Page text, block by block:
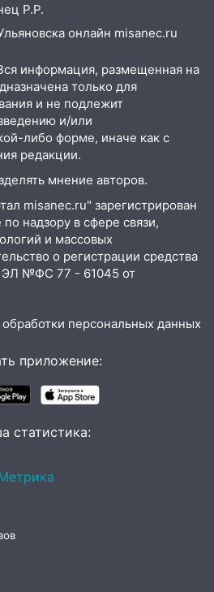
повезет с
ждет неожиданная
области объявили
звучат сирены
аграрии смогут
управлении
к
сотрудника органов
Федерации
приглашают
чебурашку»
область стала
проекта
поступили шесть
ИВЛ
Р.Р.
онлайн misanec.ru
информация, размещенная на
только для
и не подлежит
и/или
либо форме, иначе как с
редакции.
мнение авторов.
misanec.ru" зарегистрирован
надзору в сфере связи,
и массовых
о регистрации средства
ЭЛ №ФС 77 - 61045 от
персональных данных
приложение:
статистика: